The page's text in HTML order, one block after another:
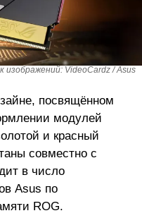
изображений: VideoCardz / Asus
посвящённом
модулей
и красный
совместно с
в число
Asus по
ROG.